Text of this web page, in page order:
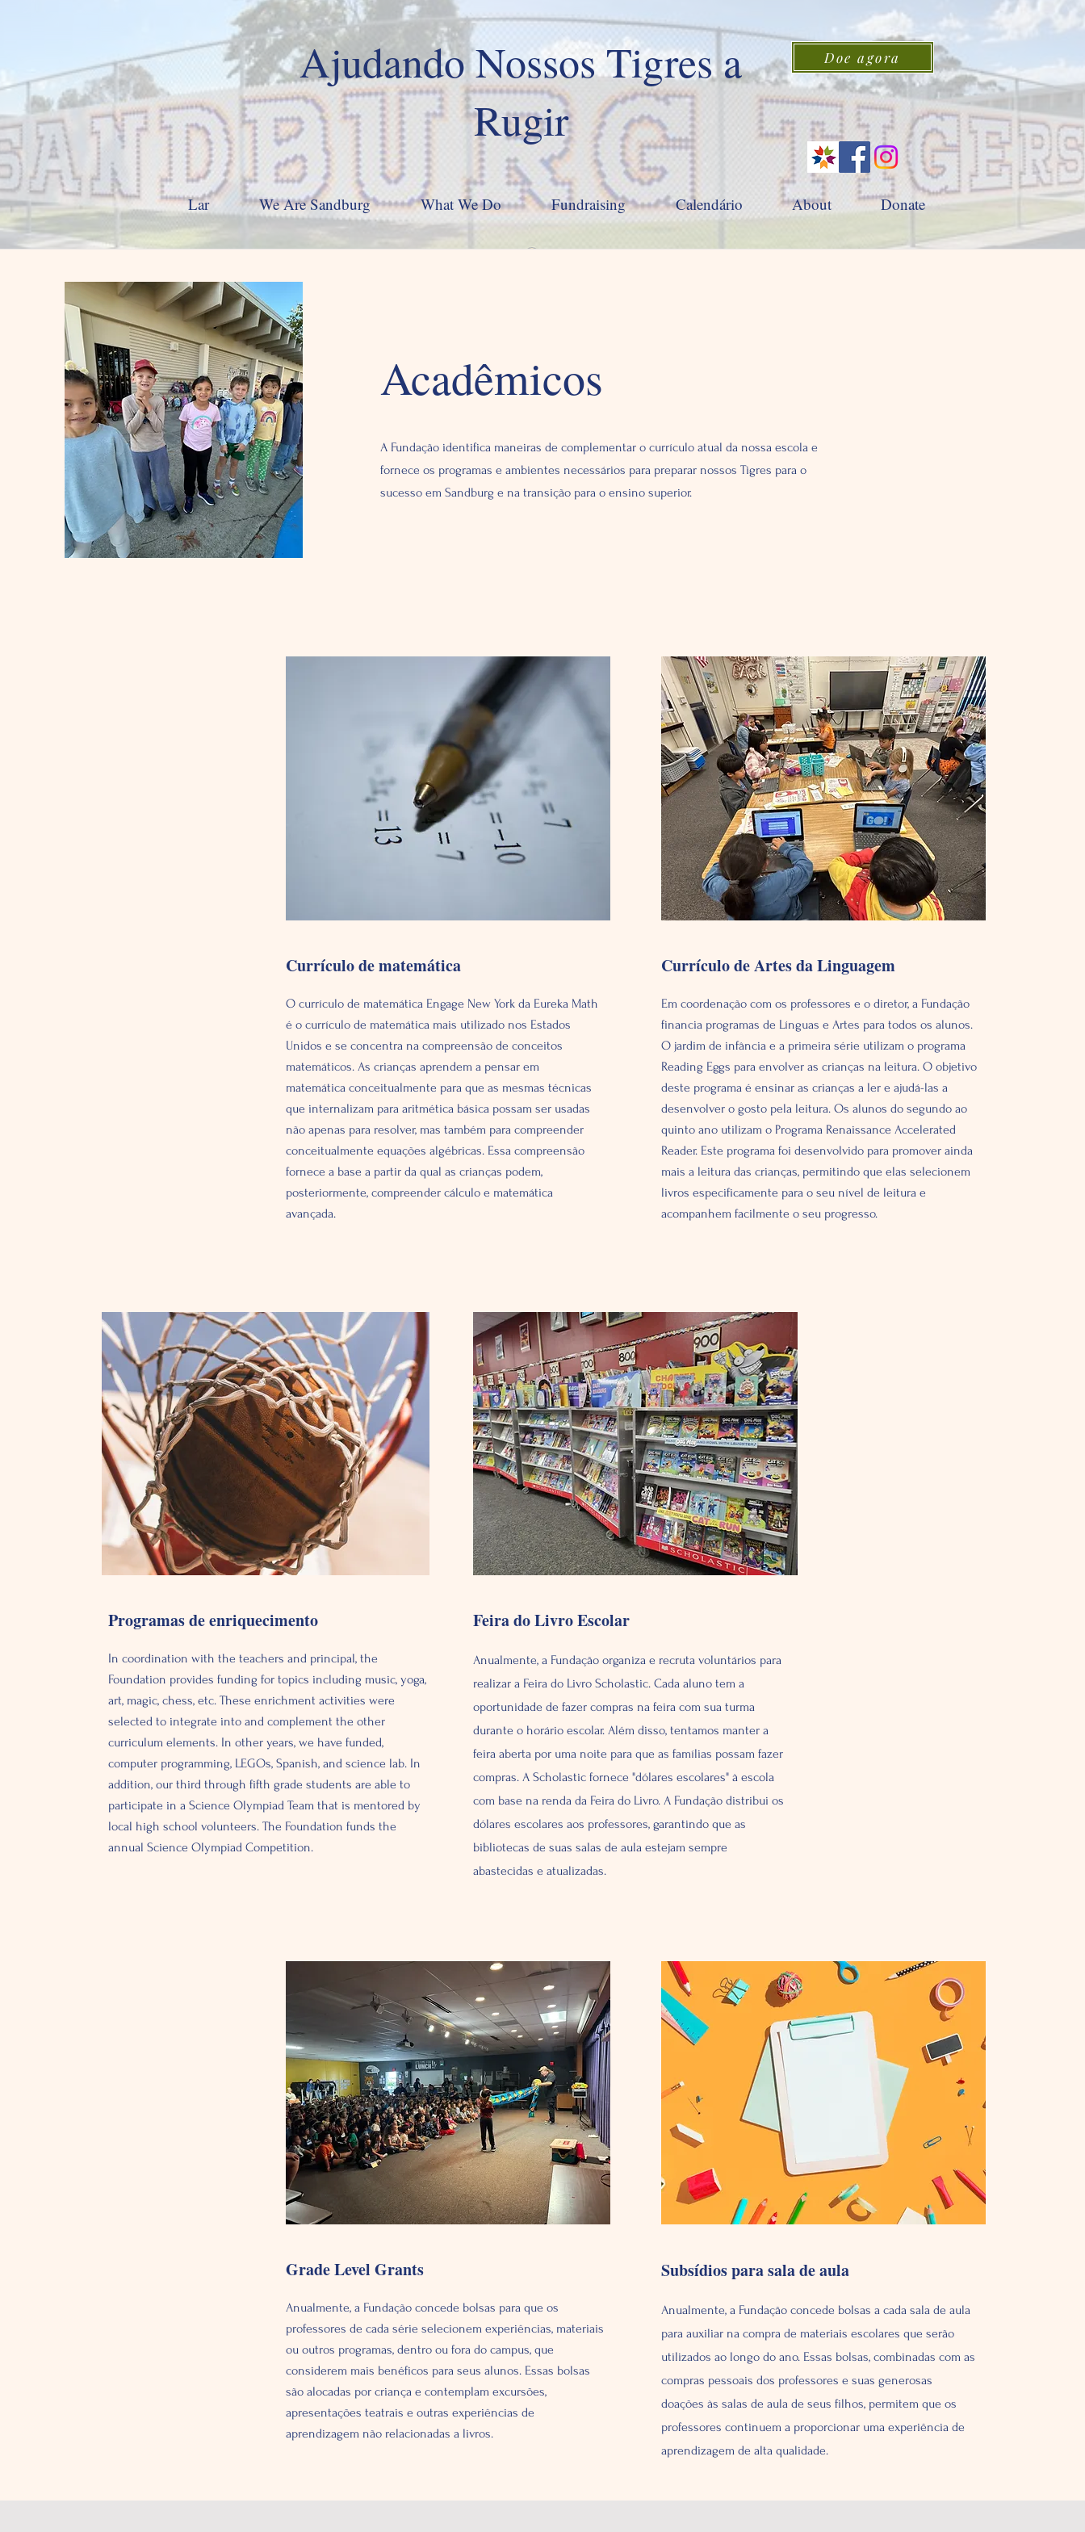
Ajudando Nossos Tigres a
Rugir
Doe agora
Lar We Are Sandburg What We Do Fundraising Calendário About Donate
Acadêmicos
A Fundação identifica maneiras de complementar o currículo atual da nossa escola e
fornece os programas e ambientes necessários para preparar nossos Tigres para o
sucesso em Sandburg e na transição para o ensino superior.
Currículo de matemática
O currículo de matemática Engage New York da Eureka Math
é o currículo de matemática mais utilizado nos Estados
Unidos e se concentra na compreensão de conceitos
matemáticos. As crianças aprendem a pensar em
matemática conceitualmente para que as mesmas técnicas
que internalizam para aritmética básica possam ser usadas
não apenas para resolver, mas também para compreender
conceitualmente equações algébricas. Essa compreensão
fornece a base a partir da qual as crianças podem,
posteriormente, compreender cálculo e matemática
avançada.
Currículo de Artes da Linguagem
Em coordenação com os professores e o diretor, a Fundação
financia programas de Línguas e Artes para todos os alunos.
O jardim de infância e a primeira série utilizam o programa
Reading Eggs para envolver as crianças na leitura. O objetivo
deste programa é ensinar as crianças a ler e ajudá-las a
desenvolver o gosto pela leitura. Os alunos do segundo ao
quinto ano utilizam o Programa Renaissance Accelerated
Reader. Este programa foi desenvolvido para promover ainda
mais a leitura das crianças, permitindo que elas selecionem
livros especificamente para o seu nível de leitura e
acompanhem facilmente o seu progresso.
Programas de enriquecimento
In coordination with the teachers and principal, the
Foundation provides funding for topics including music, yoga,
art, magic, chess, etc. These enrichment activities were
selected to integrate into and complement the other
curriculum elements. In other years, we have funded,
computer programming, LEGOs, Spanish, and science lab. In
addition, our third through fifth grade students are able to
participate in a Science Olympiad Team that is mentored by
local high school volunteers. The Foundation funds the
annual Science Olympiad Competition.
Feira do Livro Escolar
Anualmente, a Fundação organiza e recruta voluntários para
realizar a Feira do Livro Scholastic. Cada aluno tem a
oportunidade de fazer compras na feira com sua turma
durante o horário escolar. Além disso, tentamos manter a
feira aberta por uma noite para que as famílias possam fazer
compras. A Scholastic fornece "dólares escolares" à escola
com base na renda da Feira do Livro. A Fundação distribui os
dólares escolares aos professores, garantindo que as
bibliotecas de suas salas de aula estejam sempre
abastecidas e atualizadas.
Grade Level Grants
Anualmente, a Fundação concede bolsas para que os
professores de cada série selecionem experiências, materiais
ou outros programas, dentro ou fora do campus, que
considerem mais benéficos para seus alunos. Essas bolsas
são alocadas por criança e contemplam excursões,
apresentações teatrais e outras experiências de
aprendizagem não relacionadas a livros.
Subsídios para sala de aula
Anualmente, a Fundação concede bolsas a cada sala de aula
para auxiliar na compra de materiais escolares que serão
utilizados ao longo do ano. Essas bolsas, combinadas com as
compras pessoais dos professores e suas generosas
doações às salas de aula de seus filhos, permitem que os
professores continuem a proporcionar uma experiência de
aprendizagem de alta qualidade.